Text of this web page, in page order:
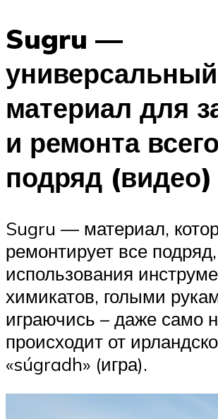
Sugru —
универсальный
материал для
и ремонта всего
подряд (видео)
Sugru — материал,
ремонтирует все
использования
химикатов, голыми
играючись – даже само
происходит от
«súgradh» (игра).